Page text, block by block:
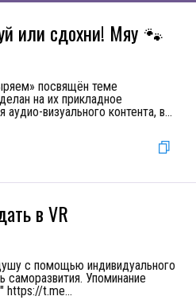
или сдохни! Мяу 🐾
посвящён теме
на их прикладное
визуального контента, в...
в VR
с помощью индивидуального
саморазвития. Упоминание
https://t.me...